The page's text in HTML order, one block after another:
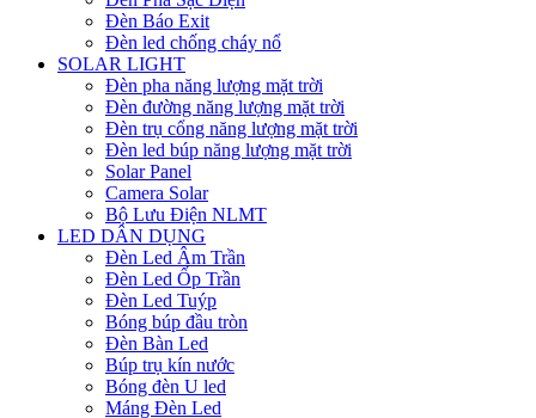
Đèn Báo Exit
Đèn led chống cháy nổ
SOLAR LIGHT
Đèn pha năng lượng mặt trời
Đèn đường năng lượng mặt trời
Đèn trụ cổng năng lượng mặt trời
Đèn led búp năng lượng mặt trời
Solar Panel
Camera Solar
Bộ Lưu Điện NLMT
LED DÂN DỤNG
Đèn Led Âm Trần
Đèn Led Ốp Trần
Đèn Led Tuýp
Bóng búp đầu tròn
Đèn Bàn Led
Búp trụ kín nước
Bóng đèn U led
Máng Đèn Led